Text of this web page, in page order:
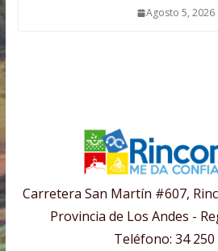
Agosto 5, 2026
Carretera San Martín #607,
Provincia de Los Andes -
Teléfono: 34 250